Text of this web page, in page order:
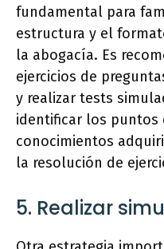
fundamental para
estructura y el
la abogacía. Es
ejercicios de
y realizar tests
identificar los puntos
conocimientos
la resolución de
5. Realizar